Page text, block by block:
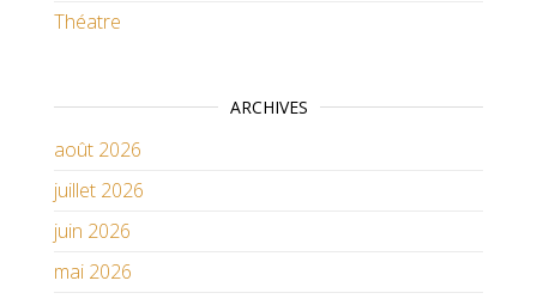
Théatre
ARCHIVES
août 2026
juillet 2026
juin 2026
mai 2026